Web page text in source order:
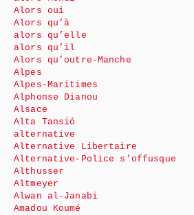
Alors oui
Alors qu’à
alors qu’elle
alors qu’il
Alors qu’outre-Manche
Alpes
Alpes-Maritimes
Alphonse Dianou
Alsace
Alta Tansió
alternative
Alternative Libertaire
Alternative-Police s’offusque
Althusser
Altmeyer
Alwan al-Janabi
Amadou Koumé